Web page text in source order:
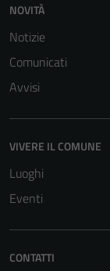
NOVITÀ
Notizie
Comunicati
Avvisi
VIVERE IL COMUNE
Luoghi
Eventi
CONTATTI